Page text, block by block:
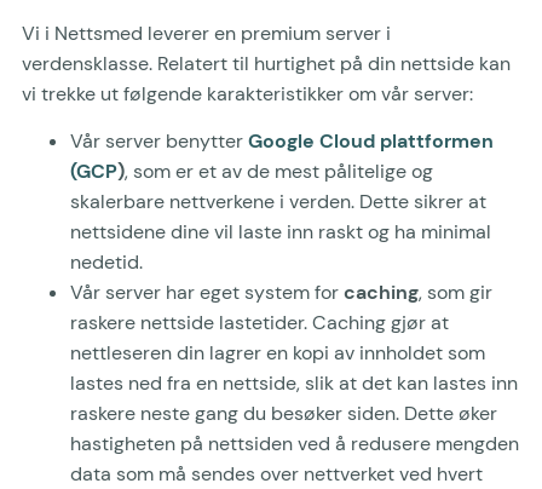
Vi i Nettsmed leverer en premium server i
verdensklasse. Relatert til hurtighet på din nettside kan
vi trekke ut følgende karakteristikker om vår server:
Vår server benytterGoogle Cloud plattformen
(GCP), som er et av de mest pålitelige og
skalerbare nettverkene i verden. Dette sikrer at
nettsidene dine vil laste inn raskt og ha minimal
nedetid.
Vår server har eget system forcaching, som gir
raskere nettside lastetider. Caching gjør at
nettleseren din lagrer en kopi av innholdet som
lastes ned fra en nettside, slik at det kan lastes inn
raskere neste gang du besøker siden. Dette øker
hastigheten på nettsiden ved å redusere mengden
data som må sendes over nettverket ved hvert